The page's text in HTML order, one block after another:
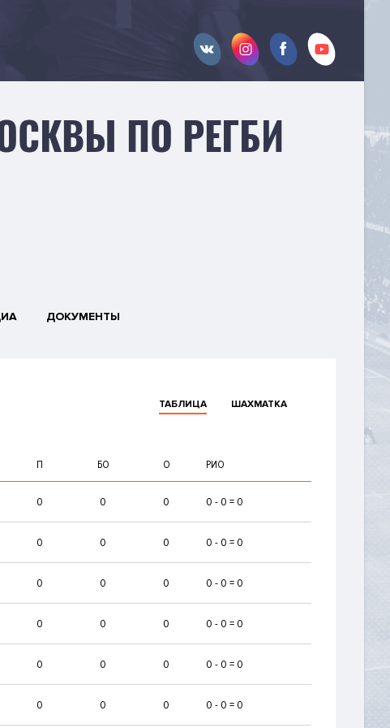
ПО РЕГБИ
ДОКУМЕНТЫ
ТАБЛИЦА ШАХМАТКА
П БО О РИО
0 0 0 0 - 0 = 0
0 0 0 0 - 0 = 0
0 0 0 0 - 0 = 0
0 0 0 0 - 0 = 0
0 0 0 0 - 0 = 0
0 0 0 0 - 0 = 0